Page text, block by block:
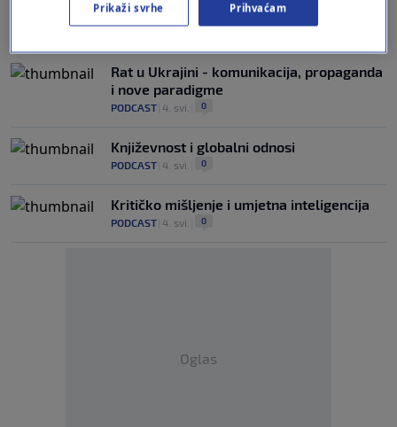
Tomislav Reškovac: Doba (ne)razuma
0
Rat u Ukrajini - komunikacija, propaganda
i nove paradigme
PODCAST 4. svi. 0
Književnost i globalni odnosi
PODCAST 4. svi. 0
Kritičko mišljenje i umjetna inteligencija
PODCAST 4. svi. 0
Oglas
Prikaži svrhe Prihvaćam